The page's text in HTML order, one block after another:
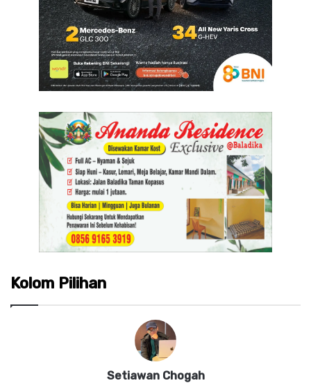
Kolom Pilihan
Setiawan Chogah